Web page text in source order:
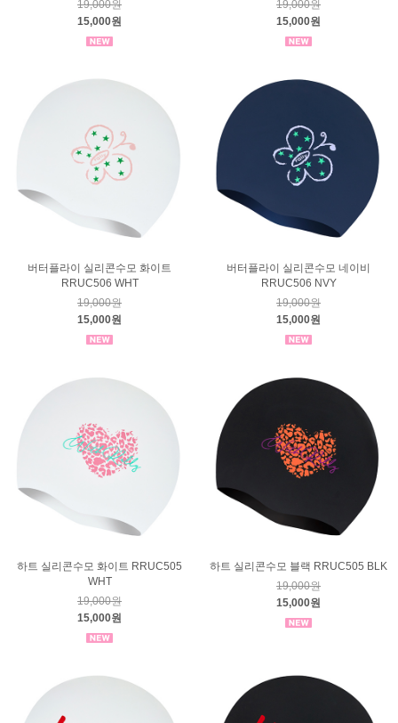
19,000원
15,000원
19,000원
15,000원
버터플라이 실리콘수모 화이트
RRUC506 WHT
19,000원
15,000원
버터플라이 실리콘수모 네이비
RRUC506 NVY
19,000원
15,000원
하트 실리콘수모 화이트 RRUC505
WHT
19,000원
15,000원
하트 실리콘수모 블랙 RRUC505 BLK
19,000원
15,000원